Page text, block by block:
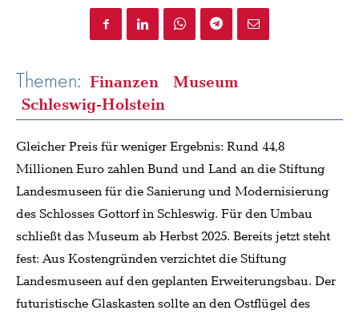
Themen: Finanzen
Museum
Schleswig-Holstein
Gleicher Preis für weniger Ergebnis: Rund 44,8
Millionen Euro zahlen Bund und Land an die Stiftung
Landesmuseen für die Sanierung und Modernisierung
des Schlosses Gottorf in Schleswig. Für den Umbau
schließt das Museum ab Herbst 2025. Bereits jetzt steht
fest: Aus Kostengründen verzichtet die Stiftung
Landesmuseen auf den geplanten Erweiterungsbau. Der
futuristische Glaskasten sollte an den Ostflügel des